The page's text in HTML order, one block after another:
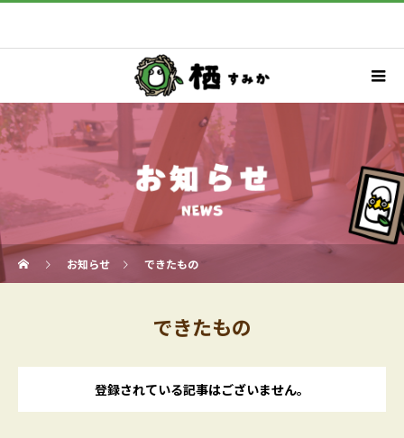
お知らせ できたもの
できたもの
登録されている記事はございません。